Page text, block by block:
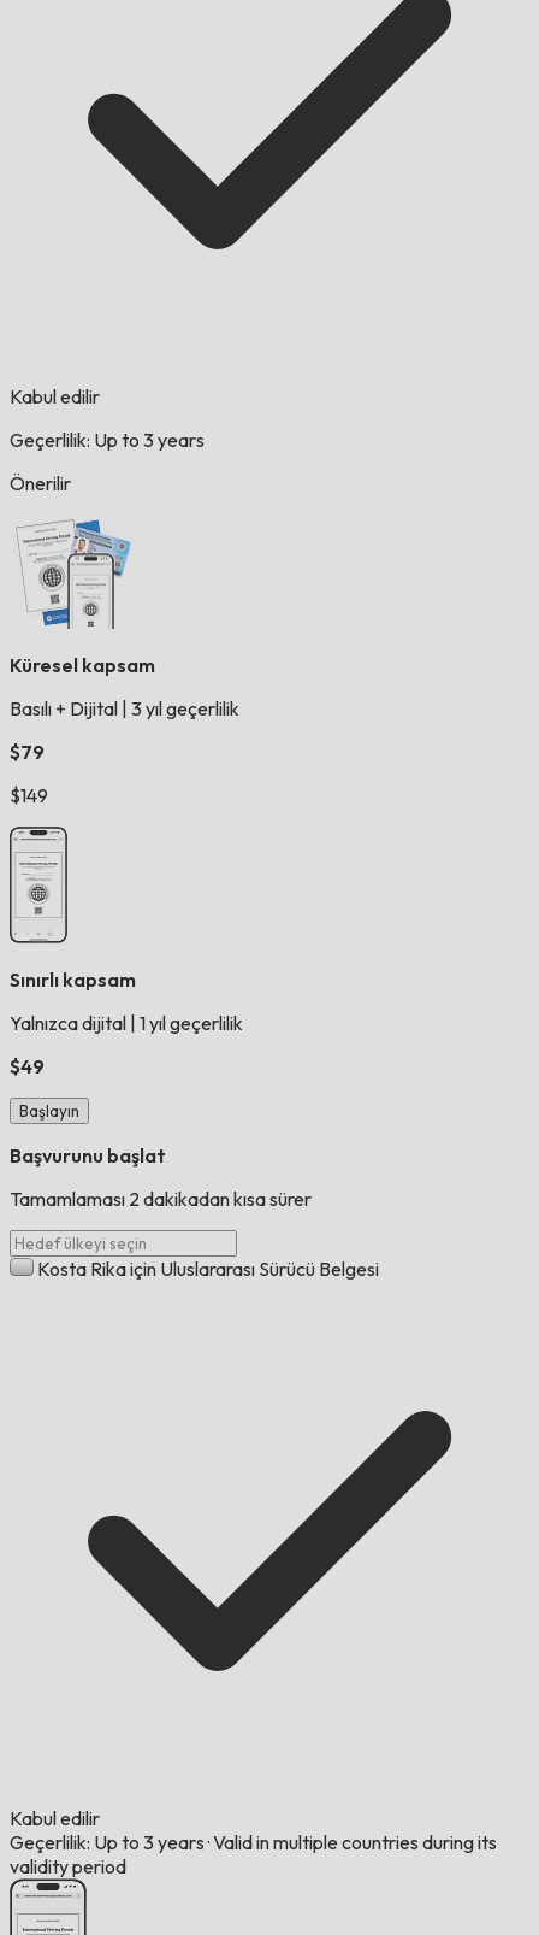
Kabul edilir
Geçerlilik: Up to 3 years
Önerilir
Küresel kapsam
Basılı + Dijital 3 yıl geçerlilik
$79
$149
Sınırlı kapsam
Yalnızca dijital 1 yıl geçerlilik
$49
Başlayın
Başvurunu başlat
Tamamlaması 2 dakikadan kısa sürer
Kosta Rika için Uluslararası Sürücü Belgesi
Kabul edilir
Geçerlilik: Up to 3 years ·Valid in multiple countries during its
validity period